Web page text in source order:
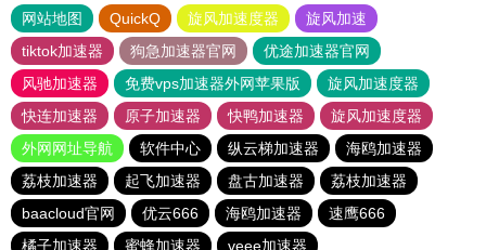
网站地图 QuickQ 旋风加速度器
旋风加速
tiktok加速器
狗急加速器官网
优途加速器官网
风驰加速器
免费vps加速器外网苹果版
旋风加速度器
快连加速器
原子加速器 快鸭加速器
旋风加速度器
外网网址导航
软件中心 纵云梯加速器
海鸥加速器
荔枝加速器
起飞加速器 盘古加速器
荔枝加速器
baacloud官网
优云666 海鸥加速器
速鹰666
橘子加速器
蜜蜂加速器 veee加速器